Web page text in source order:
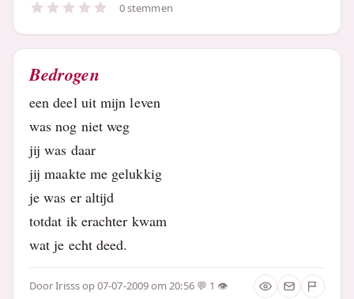
0 stemmen
Bedrogen
een deel uit mijn leven
was nog niet weg
jij was daar
jij maakte me gelukkig
je was er altijd
totdat ik erachter kwam
wat je echt deed.
DoorIrisssop 07-07-2009 om 20:56
1